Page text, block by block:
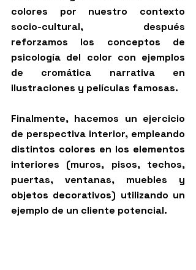
colores por nuestro contexto
socio-cultural, después
reforzamos los conceptos de
psicología del color con ejemplos
de cromática narrativa en
ilustraciones y películas famosas.
Finalmente, hacemos un ejercicio
de perspectiva interior, empleando
distintos colores en los elementos
interiores (muros, pisos, techos,
puertas, ventanas, muebles y
objetos decorativos) utilizando un
ejemplo de un cliente potencial.